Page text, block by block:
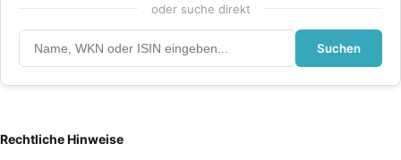
oder suche direkt
Suchen
Rechtliche Hinweise